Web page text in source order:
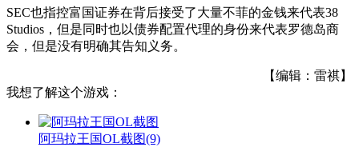
SEC也指控富国证券在背后接受了大量不菲的金钱来代表38
Studios，但是同时也以债券配置代理的身份来代表罗德岛商
会，但是没有明确其告知义务。
【编辑：雷祺】
我想了解这个游戏：
阿玛拉王国OL截图(9)